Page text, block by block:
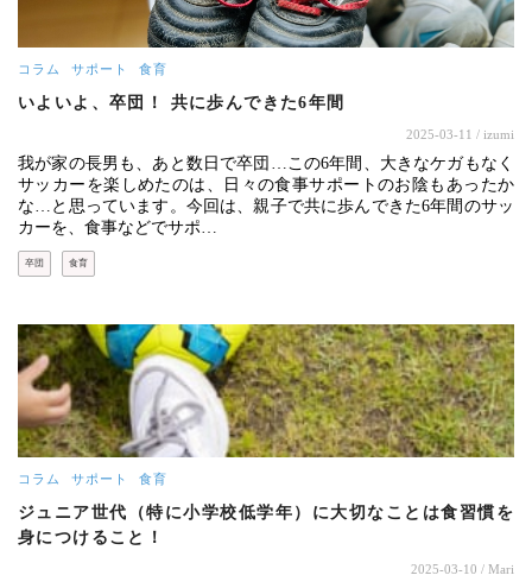
コラム サポート 食育
いよいよ、卒団！ 共に歩んできた6年間
2025-03-11 / izumi
我が家の長男も、あと数日で卒団…この6年間、大きなケガもなく
サッカーを楽しめたのは、日々の食事サポートのお陰もあったか
な…と思っています。今回は、親子で共に歩んできた6年間のサッ
カーを、食事などでサポ…
卒団 食育
コラム サポート 食育
ジュニア世代（特に小学校低学年）に大切なことは食習慣を
身につけること！
2025-03-10 / Mari